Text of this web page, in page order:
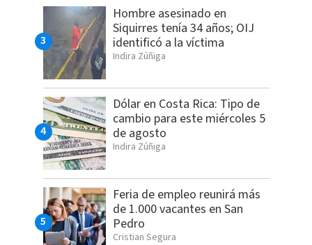
Hombre asesinado en
Siquirres tenía 34 años; OIJ
identificó a la víctima
Indira Zúñiga
Dólar en Costa Rica: Tipo de
cambio para este miércoles 5
de agosto
Indira Zúñiga
Feria de empleo reunirá más
de 1.000 vacantes en San
Pedro
Cristian Segura